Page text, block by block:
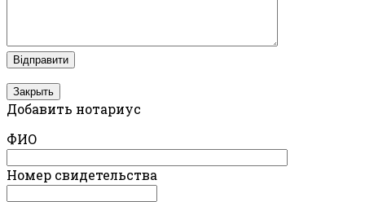
Закрыть
Добавить нотариус
ФИО
Номер свидетельства